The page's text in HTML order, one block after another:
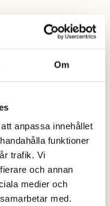
Om
anpassa innehållet
funktioner
trafik. Vi
och annan
medier och
med.